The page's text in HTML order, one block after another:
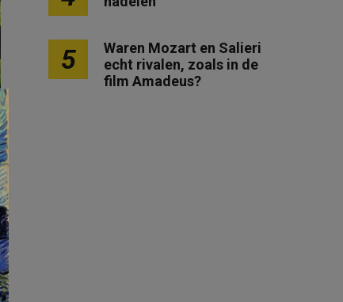
5
Waren Mozart en Salieri
echt rivalen, zoals in de
film Amadeus?